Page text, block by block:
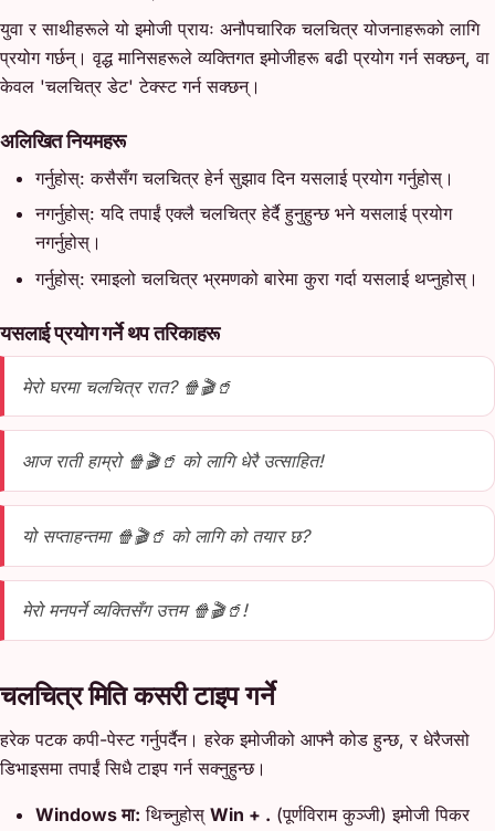
युवा र साथीहरूले यो इमोजी प्रायः अनौपचारिक चलचित्र योजनाहरूको लागि
प्रयोग गर्छन्। वृद्ध मानिसहरूले व्यक्तिगत इमोजीहरू बढी प्रयोग गर्न सक्छन्, वा
केवल 'चलचित्र डेट' टेक्स्ट गर्न सक्छन्।
अलिखित नियमहरू
गर्नुहोस्: कसैसँग चलचित्र हेर्न सुझाव दिन यसलाई प्रयोग गर्नुहोस्।
नगर्नुहोस्: यदि तपाईं एक्लै चलचित्र हेर्दै हुनुहुन्छ भने यसलाई प्रयोग
नगर्नुहोस्।
गर्नुहोस्: रमाइलो चलचित्र भ्रमणको बारेमा कुरा गर्दा यसलाई थप्नुहोस्।
यसलाई प्रयोग गर्ने थप तरिकाहरू
मेरो घरमा चलचित्र रात? 🍿🎬🥤
आज राती हाम्रो 🍿🎬🥤 को लागि धेरै उत्साहित!
यो सप्ताहन्तमा 🍿🎬🥤 को लागि को तयार छ?
मेरो मनपर्ने व्यक्तिसँग उत्तम 🍿🎬🥤!
चलचित्र मिति कसरी टाइप गर्ने
हरेक पटक कपी-पेस्ट गर्नुपर्दैन। हरेक इमोजीको आफ्नै कोड हुन्छ, र धेरैजसो
डिभाइसमा तपाईं सिधै टाइप गर्न सक्नुहुन्छ।
Windows मा: थिच्नुहोस् Win + . (पूर्णविराम कुञ्जी) इमोजी पिकर